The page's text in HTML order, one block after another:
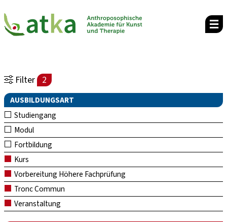
Filter 2
AUSBILDUNGSART
Studiengang
Modul
Fortbildung
Kurs
Vorbereitung Höhere Fachprüfung
Tronc Commun
Veranstaltung